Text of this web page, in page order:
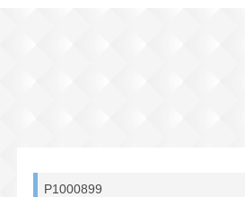
P1000899